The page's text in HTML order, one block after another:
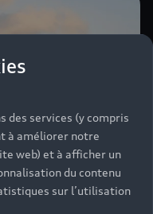
des services (y compris
à améliorer notre
web) et à afficher un
du contenu
sur l’utilisation